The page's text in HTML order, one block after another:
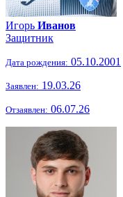
Игорь Иванов
Защитник
Дата рождения: 05.10.2001
Заявлен: 19.03.26
Отзаявлен: 06.07.26